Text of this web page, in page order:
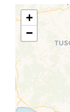
+
−